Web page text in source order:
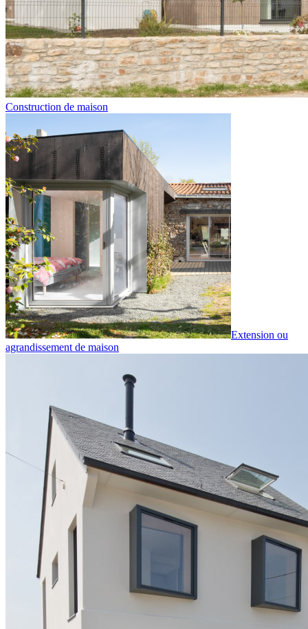
Construction de maison
Extension ou
agrandissement de maison